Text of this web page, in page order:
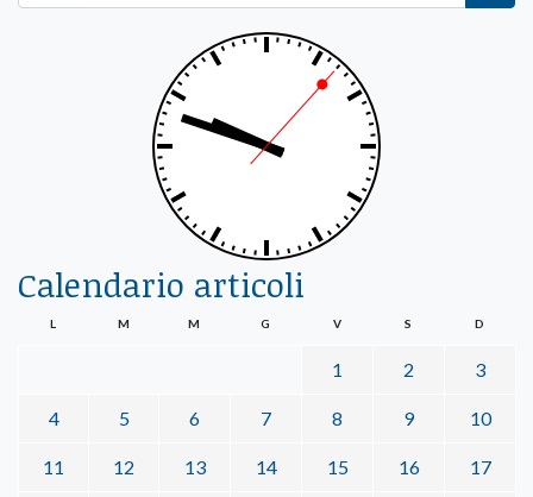
Calendario articoli
L M M G V S D
1 2 3
4 5 6 7 8 9 10
11 12 13 14 15 16 17